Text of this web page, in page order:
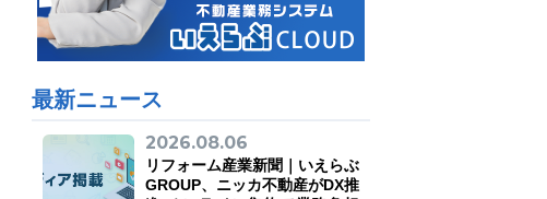
最新ニュース
2026.08.06
リフォーム産業新聞｜いえらぶ
GROUP、ニッカ不動産がDX推